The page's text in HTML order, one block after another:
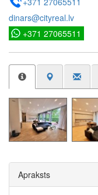
dinars@cityreal.lv
+371 27065511
Apraksts